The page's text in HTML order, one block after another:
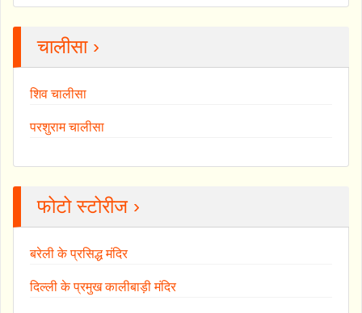
चालीसा ›
शिव चालीसा
परशुराम चालीसा
फोटो स्टोरीज ›
बरेली के प्रसिद्ध मंदिर
दिल्ली के प्रमुख कालीबाड़ी मंदिर